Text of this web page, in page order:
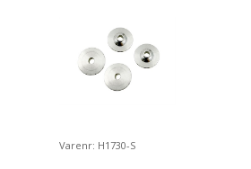
Varenr: H1730-S